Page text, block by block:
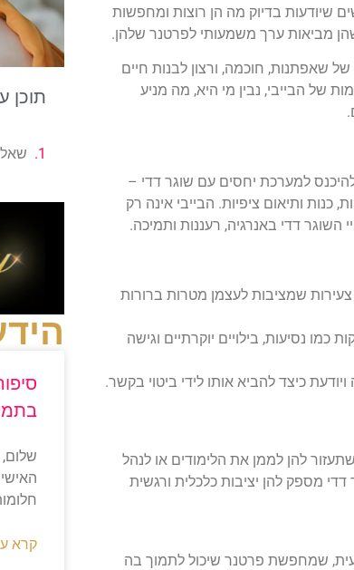
שיודעות בדיוק מה הן רוצות ומחפשות
מביאות ערך משמעותי לפרטנר שלהן.
שאפתנות, חוכמה, ורצון לבנות חיים
של הבייבי, נבין מי היא, מה מניע
למערכת יחסים עם שוגר דדי –
ותיאום ציפיות. הבייבי אינה רק
דדי באנרגיה, רעננות ותמיכה.
צעירות שמציבות לעצמן מטרות ברורות
כמו נסיעות, בילויים יוקרתיים וגישה
כיצד להביא אותו לידי ביטוי בקשר.
להן לממן את הלימודים או לנהל
מספק להן יציבות כלכלית ורגשית
שמחפשת פרטנר שיכול לתמוך בה
תוכן
קרא